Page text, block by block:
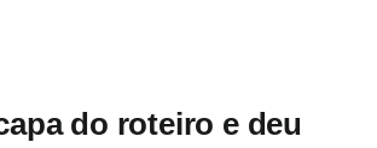
do roteiro e deu